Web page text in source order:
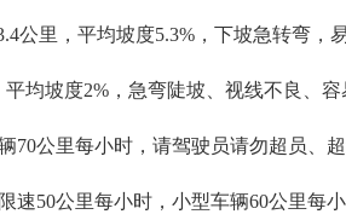
里，平均坡度5.3%，下坡急转弯，
均坡度2%，急弯陡坡、视线不良、容
公里每小时，请驾驶员请勿超员、超
50公里每小时，小型车辆60公里每